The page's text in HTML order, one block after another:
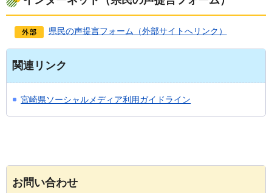
県民の声提言フォーム（外部サイトへリンク）
関連リンク
宮崎県ソーシャルメディア利用ガイドライン
お問い合わせ